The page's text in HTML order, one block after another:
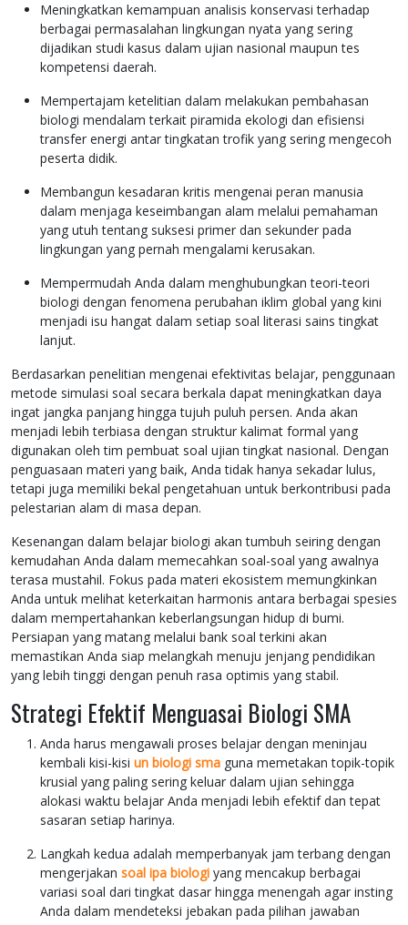
Meningkatkan kemampuan analisis konservasi terhadap
berbagai permasalahan lingkungan nyata yang sering
dijadikan studi kasus dalam ujian nasional maupun tes
kompetensi daerah.
Mempertajam ketelitian dalam melakukan pembahasan
biologi mendalam terkait piramida ekologi dan efisiensi
transfer energi antar tingkatan trofik yang sering mengecoh
peserta didik.
Membangun kesadaran kritis mengenai peran manusia
dalam menjaga keseimbangan alam melalui pemahaman
yang utuh tentang suksesi primer dan sekunder pada
lingkungan yang pernah mengalami kerusakan.
Mempermudah Anda dalam menghubungkan teori-teori
biologi dengan fenomena perubahan iklim global yang kini
menjadi isu hangat dalam setiap soal literasi sains tingkat
lanjut.
Berdasarkan penelitian mengenai efektivitas belajar, penggunaan
metode simulasi soal secara berkala dapat meningkatkan daya
ingat jangka panjang hingga tujuh puluh persen. Anda akan
menjadi lebih terbiasa dengan struktur kalimat formal yang
digunakan oleh tim pembuat soal ujian tingkat nasional. Dengan
penguasaan materi yang baik, Anda tidak hanya sekadar lulus,
tetapi juga memiliki bekal pengetahuan untuk berkontribusi pada
pelestarian alam di masa depan.
Kesenangan dalam belajar biologi akan tumbuh seiring dengan
kemudahan Anda dalam memecahkan soal-soal yang awalnya
terasa mustahil. Fokus pada materi ekosistem memungkinkan
Anda untuk melihat keterkaitan harmonis antara berbagai spesies
dalam mempertahankan keberlangsungan hidup di bumi.
Persiapan yang matang melalui bank soal terkini akan
memastikan Anda siap melangkah menuju jenjang pendidikan
yang lebih tinggi dengan penuh rasa optimis yang stabil.
Strategi Efektif Menguasai Biologi SMA
Anda harus mengawali proses belajar dengan meninjau
kembali kisi-kisi un biologi sma guna memetakan topik-topik
krusial yang paling sering keluar dalam ujian sehingga
alokasi waktu belajar Anda menjadi lebih efektif dan tepat
sasaran setiap harinya.
Langkah kedua adalah memperbanyak jam terbang dengan
mengerjakan soal ipa biologi yang mencakup berbagai
variasi soal dari tingkat dasar hingga menengah agar insting
Anda dalam mendeteksi jebakan pada pilihan jawaban